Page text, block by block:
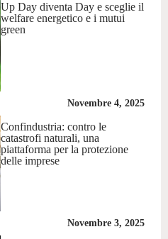
Up Day diventa Day e sceglie il
welfare energetico e i mutui
green
Novembre 4, 2025
Confindustria: contro le
catastrofi naturali, una
piattaforma per la protezione
delle imprese
Novembre 3, 2025